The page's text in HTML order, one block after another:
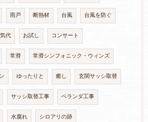
雨戸 断熱材 台風 台風を防ぐ
代 お試し コンサート
常滑 常滑シンフォニック・ウィンズ
ゆったりと 癒し 玄関サッシ取替
サッシ取替工事 ベランダ工事
水腐れ シロアリの跡